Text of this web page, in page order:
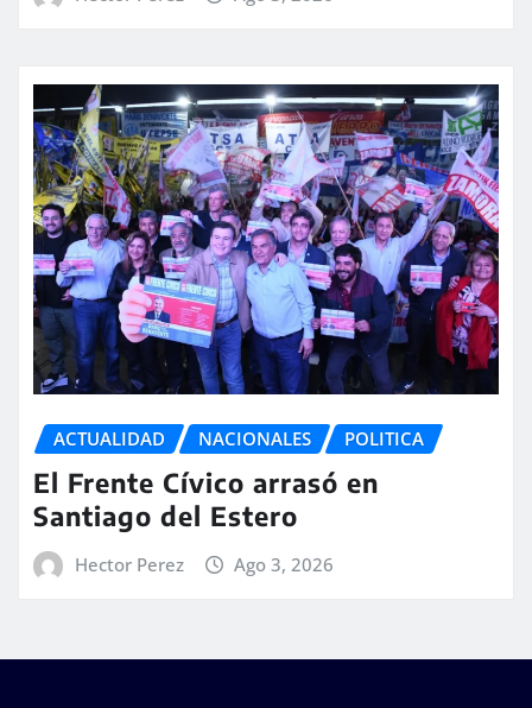
ACTUALIDAD NACIONALES POLITICA
El Frente Cívico arrasó en
Santiago del Estero
Hector Perez Ago 3, 2026